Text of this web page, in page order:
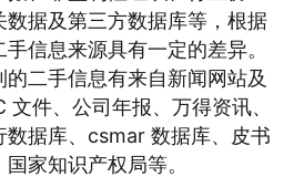
据及第三方数据库等，根据
信息来源具有一定的差异。
二手信息有来自新闻网站及
文件、公司年报、万得资讯、
数据库、csmar 数据库、皮书
家知识产权局等。